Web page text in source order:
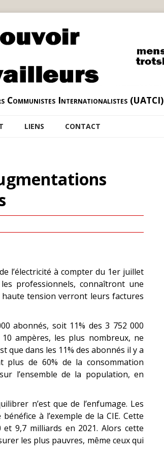
Communistes Internationalistes (UATCI)
LIENS CONTACT
l’électricité à compter du 1er juillet
professionnels, connaîtront une
tension verront leurs factures
abonnés, soit 11% des 3 752 000
ampères, les plus nombreux, ne
que dans les 11% des abonnés il y a
plus de 60% de la consommation
l’ensemble de la population, en
n’est que de l’enfumage. Les
à l’exemple de la CIE. Cette
9,7 milliards en 2021. Alors cette
les plus pauvres, même ceux qui